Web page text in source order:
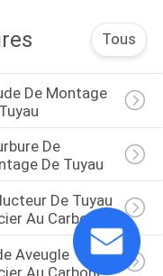
Tous
De Montage
De
De Tuyau
De Tuyau
Au Carbone
Aveugle
Au Carbone